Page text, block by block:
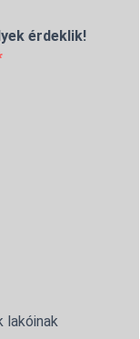
érdeklik!
lakóinak